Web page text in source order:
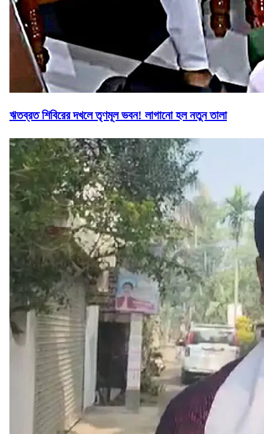
ঋতব্রত শিবিরের দখলে তৃণমূল ভবন! লাগানো হল নতুন তালা